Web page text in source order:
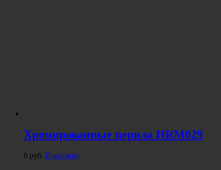
Хромированные перила HRM029
0 руб. В корзину